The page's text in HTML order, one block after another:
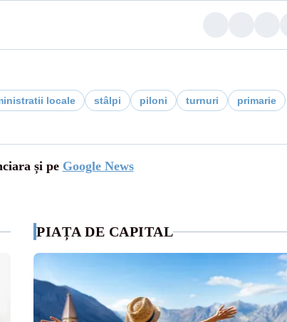
locale stâlpi piloni turnuri
primarie
și pe Google News
PIAȚA DE CAPITAL